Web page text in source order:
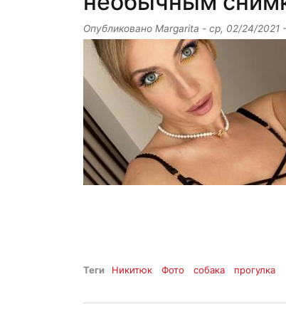
Опубликовано Margarita - ср, 02/24/2021
Теги Никитюк Фото собака прогулка